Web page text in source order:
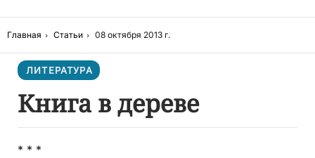
Главная Статьи 08 октября 2013 г.
ЛИТЕРАТУРА
Книга в дереве
* * *